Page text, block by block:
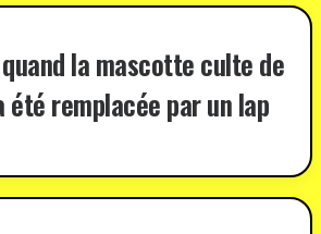
la mascotte culte de
été remplacée par un lap